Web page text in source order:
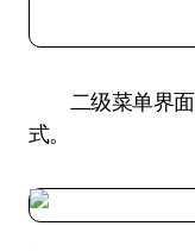
二级菜单界面
式。